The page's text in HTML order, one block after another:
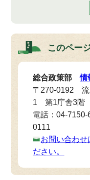
このペー
総合政策部情
〒270-0192 流
1 第1庁舎3階
電話：04-
0111
お問い合わせ
ださい。